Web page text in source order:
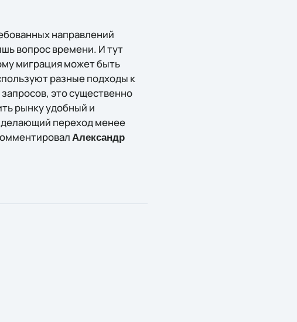
направлений
вопрос времени. И тут
миграция может быть
разные подходы к
это существенно
рынку удобный и
переход менее
Александр